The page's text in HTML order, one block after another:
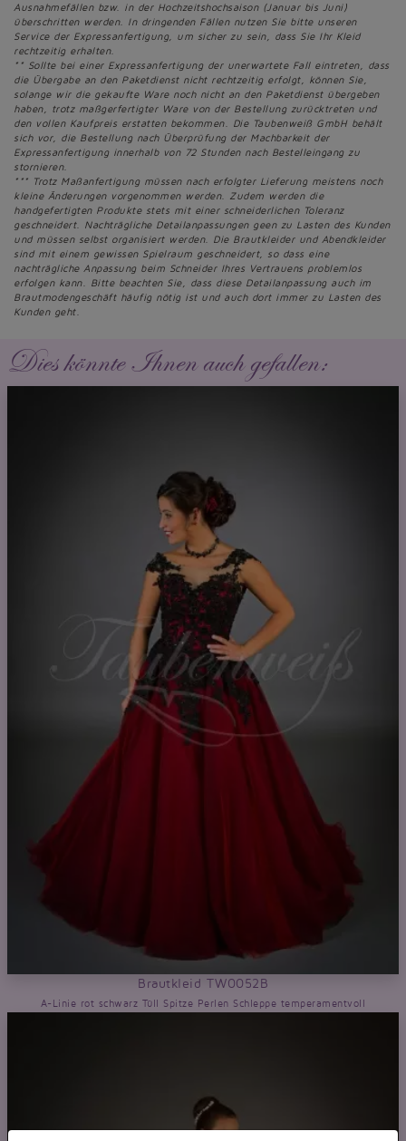
Ausnahmefällen bzw. in der Hochzeitshochsaison (Januar bis Juni)
überschritten werden. In dringenden Fällen nutzen Sie bitte unseren
Service der Expressanfertigung, um sicher zu sein, dass Sie Ihr Kleid
rechtzeitig erhalten.
** Sollte bei einer Expressanfertigung der unerwartete Fall eintreten, dass
die Übergabe an den Paketdienst nicht rechtzeitig erfolgt, können Sie,
solange wir die gekaufte Ware noch nicht an den Paketdienst übergeben
haben, trotz maßgerfertigter Ware von der Bestellung zurücktreten und
den vollen Kaufpreis erstatten bekommen. Die Taubenweiß GmbH behält
sich vor, die Bestellung nach Überprüfung der Machbarkeit der
Expressanfertigung innerhalb von 72 Stunden nach Bestelleingang zu
stornieren.
*** Trotz Maßanfertigung müssen nach erfolgter Lieferung meistens noch
kleine Änderungen vorgenommen werden. Zudem werden die
handgefertigten Produkte stets mit einer schneiderlichen Toleranz
geschneidert. Nachträgliche Detailanpassungen geen zu Lasten des Kunden
und müssen selbst organisiert werden. Die Brautkleider und Abendkleider
sind mit einem gewissen Spielraum geschneidert, so dass eine
nachträgliche Anpassung beim Schneider Ihres Vertrauens problemlos
erfolgen kann. Bitte beachten Sie, dass diese Detailanpassung auch im
Brautmodengeschäft häufig nötig ist und auch dort immer zu Lasten des
Kunden geht.
Dies könnte Ihnen auch gefallen:
Brautkleid TW0052B
A-Linie rot schwarz Tüll Spitze Perlen Schleppe temperamentvoll